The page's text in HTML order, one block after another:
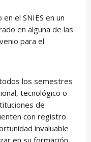
el SNIES en un
en alguna de las
para el
los semestres
tecnológico o
de
con registro
invaluable